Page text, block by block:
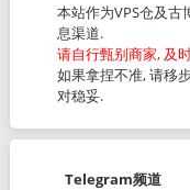
本站作为VPS仓及
息渠道.
请自行甄别商家, 及
如果拿捏不准, 请移
对稳妥.
Telegram频道